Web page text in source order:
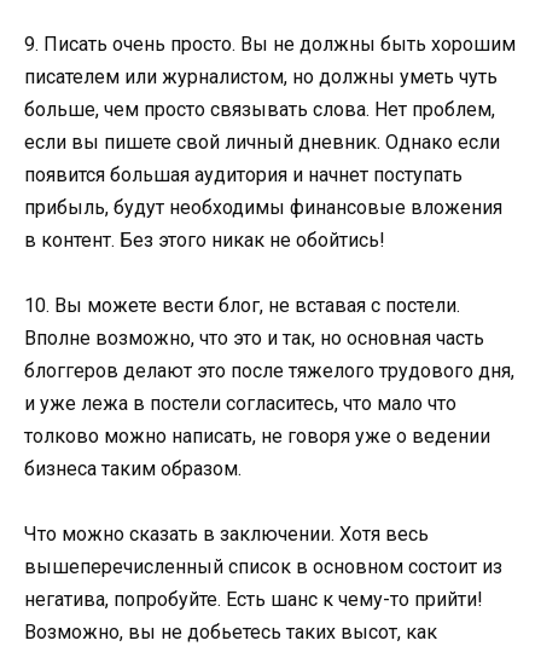
9. Писать очень просто. Вы не должны быть хорошим
писателем или журналистом, но должны уметь чуть
больше, чем просто связывать слова. Нет проблем,
если вы пишете свой личный дневник. Однако если
появится большая аудитория и начнет поступать
прибыль, будут необходимы финансовые вложения
в контент. Без этого никак не обойтись!
10. Вы можете вести блог, не вставая с постели.
Вполне возможно, что это и так, но основная часть
блоггеров делают это после тяжелого трудового дня,
и уже лежа в постели согласитесь, что мало что
толково можно написать, не говоря уже о ведении
бизнеса таким образом.
Что можно сказать в заключении. Хотя весь
вышеперечисленный список в основном состоит из
негатива, попробуйте. Есть шанс к чему-то прийти!
Возможно, вы не добьетесь таких высот, как